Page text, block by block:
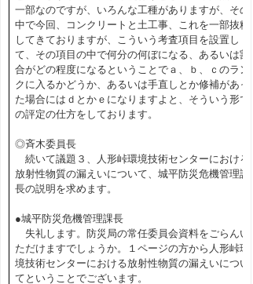
一部なのですが、いろんな工種がありますが、その
中で今回、コンクリートと土工事、これを一部抜粋
してきておりますが、こういう考査項目を設置し
て、その項目の中で何分の何ぼになる、あるいは割
合がどの程度になるということでａ、ｂ、ｃのラン
クに入るかどうか、あるいは手直しとか修補があっ
た場合にはｄとかｅになりますよと、そういう形で
の評定の仕方をしております。
◎斉木委員長
続いて議題３、人形峠環境技術センターにおける
放射性物質の漏えいについて、城平防災危機管理課
長の説明を求めます。
●城平防災危機管理課長
失礼します。防災局の常任委員会資料をごらんい
ただけますでしょうか。１ページの方から人形峠環
境技術センターにおける放射性物質の漏えいについ
てということでございます。